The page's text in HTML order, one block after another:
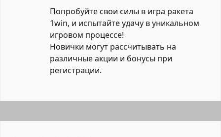
Попробуйте свои силы в игра ракета
1win, и испытайте удачу в уникальном
игровом процессе!
Новички могут рассчитывать на
различные акции и бонусы при
регистрации.